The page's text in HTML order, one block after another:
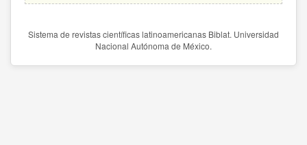
Sistema de revistas científicas latinoamericanas Biblat. Universidad
Nacional Autónoma de México.